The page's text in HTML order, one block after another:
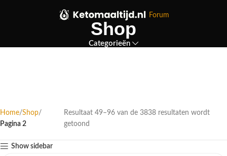
Forum
Shop
Categorieën
Home Shop
Pagina 2
Resultaat 49–96 van de 3838 resultaten wordt
getoond
Show sidebar